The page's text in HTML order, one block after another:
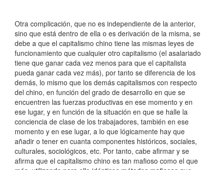
Otra complicación, que no es independiente de la anterior,
sino que está dentro de ella o es derivación de la misma, se
debe a que el capitalismo chino tiene las mismas leyes de
funcionamiento que cualquier otro capitalismo (el asalariado
tiene que ganar cada vez menos para que el capitalista
pueda ganar cada vez más), por tanto se diferencia de los
demás, lo mismo que los demás capitalismos con respecto
del chino, en función del grado de desarrollo en que se
encuentren las fuerzas productivas en ese momento y en
ese lugar, y en función de la situación en que se halle la
conciencia de clase de los trabajadores, también en ese
momento y en ese lugar, a lo que lógicamente hay que
añadir o tener en cuanta componentes históricos, sociales,
culturales, sociológicos, etc. Por tanto, cabe afirmar y se
afirma que el capitalismo chino es tan mafioso como el que